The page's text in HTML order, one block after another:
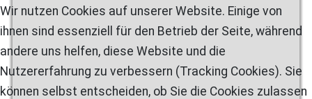
Wir nutzen Cookies auf unserer Website. Einige von
ihnen sind essenziell für den Betrieb der Seite, während
andere uns helfen, diese Website und die
Nutzererfahrung zu verbessern (Tracking Cookies). Sie
können selbst entscheiden, ob Sie die Cookies zulassen